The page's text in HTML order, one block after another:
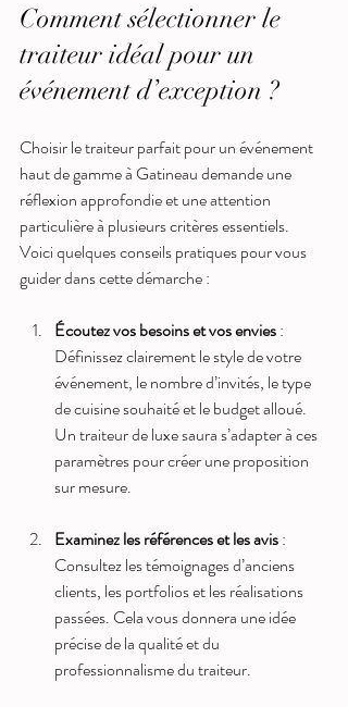
Comment sélectionner le
traiteur idéal pour un
événement d’exception ?
Choisir le traiteur parfait pour un événement
haut de gamme à Gatineau demande une
réflexion approfondie et une attention
particulière à plusieurs critères essentiels.
Voici quelques conseils pratiques pour vous
guider dans cette démarche :
Écoutez vos besoins et vos envies :
Définissez clairement le style de votre
événement, le nombre d’invités, le type
de cuisine souhaité et le budget alloué.
Un traiteur de luxe saura s’adapter à ces
paramètres pour créer une proposition
sur mesure.
Examinez les références et les avis :
Consultez les témoignages d’anciens
clients, les portfolios et les réalisations
passées. Cela vous donnera une idée
précise de la qualité et du
professionnalisme du traiteur.